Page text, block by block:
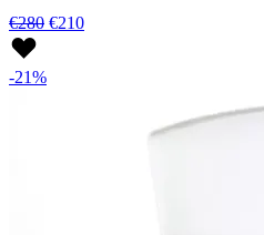
€280 €210
-21%